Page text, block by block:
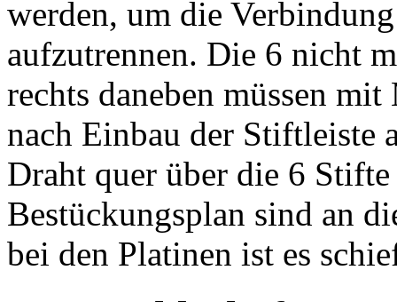
werden, um die
aufzutrennen. Die 6 nicht
rechts daneben müssen
nach Einbau der Stiftleiste
Draht quer über die 6
Bestückungsplan sind an
bei den Platinen ist es